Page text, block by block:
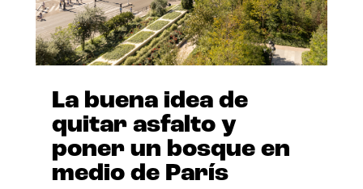
La buena idea de
quitar asfalto y
poner un bosque en
medio de París